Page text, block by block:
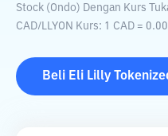
Stock (Ondo) Dengan Kurs
CAD/LLYON Kurs: 1 CAD =
Beli Eli Lilly